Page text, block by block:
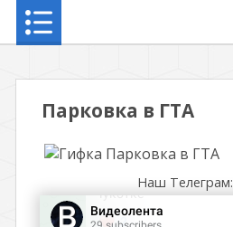
Парковка в ГТА
Наш Телеграм: